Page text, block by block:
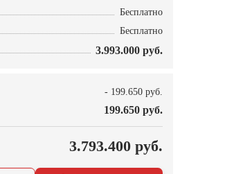
Бесплатно
Бесплатно
3.993.000 руб.
- 199.650 руб.
199.650 руб.
3.793.400 руб.